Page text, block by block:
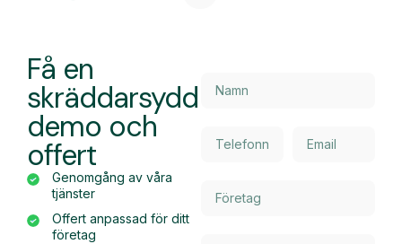
Få en
skräddarsydd
demo och
offert
Genomgång av våra
tjänster
Offert anpassad för ditt
företag